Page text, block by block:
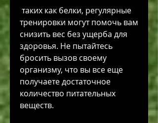
тренировки могут помочь вам
снизить вес без ущерба для
здоровья. Не пытайтесь
бросить вызов своему
организму, что вы все еще
получаете достаточное
количество питательных
веществ.